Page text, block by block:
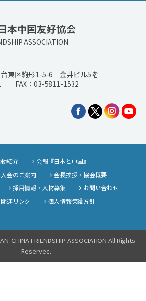
本中国友好協会
ASSOCIATION
東区駒形1-5-6 金井ビル5階
FAX：03-5811-1532
紹介
会報『日本と中国』
入会のご案内
会長挨拶・協会概要
採用情報・人材募集
お問い合わせ
関連リンク
個人情報保護方針
CHINA FRIENDSHIP ASSOCIATION All Rights
Reserved.